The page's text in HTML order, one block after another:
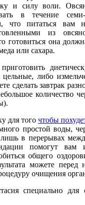
и силу воли.
в течение
что питаться вам
из
готовиться она
или сахара.
цельные, либо
сделать завтрак
количество
для того чтобы
простой воды,
в перерывах
помогут вам
общего
можете перед
очищения
специально для